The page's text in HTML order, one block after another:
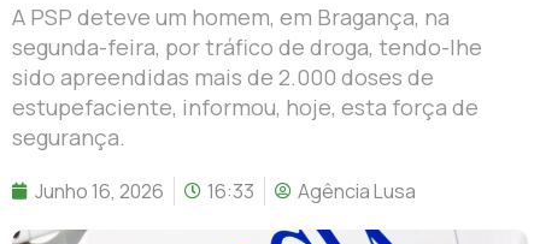
A PSP deteve um homem, em Bragança, na
segunda-feira, por tráfico de droga, tendo-lhe
sido apreendidas mais de 2.000 doses de
estupefaciente, informou, hoje, esta força de
segurança.
Junho 16, 2026 16:33 Agência Lusa